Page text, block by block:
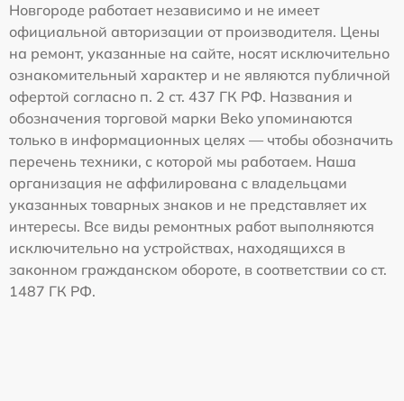
Новгороде работает независимо и не имеет
официальной авторизации от производителя. Цены
на ремонт, указанные на сайте, носят исключительно
ознакомительный характер и не являются публичной
офертой согласно п. 2 ст. 437 ГК РФ. Названия и
обозначения торговой марки Beko упоминаются
только в информационных целях — чтобы обозначить
перечень техники, с которой мы работаем. Наша
организация не аффилирована с владельцами
указанных товарных знаков и не представляет их
интересы. Все виды ремонтных работ выполняются
исключительно на устройствах, находящихся в
законном гражданском обороте, в соответствии со ст.
1487 ГК РФ.